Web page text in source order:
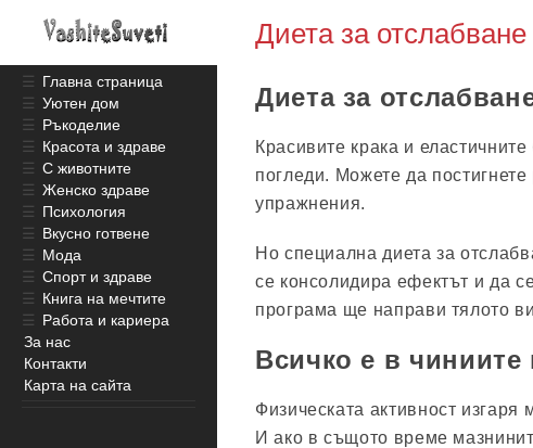
Диета за
Диета за
Красивите крака и
погледи. Можете да
упражнения.
Но специална диета за
се консолидира ефектът и да
програма ще направи тялото
Всичко е в чиниите
Физическата активност
И ако в същото време
☰ Главна страница
☰ Уютен дом
☰ Ръкоделие
☰ Красота и здраве
☰ С животните
☰ Женско здраве
☰ Психология
☰ Вкусно готвене
☰ Мода
☰ Спорт и здраве
☰ Книга на мечтите
☰ Работа и кариера
За нас
Контакти
Карта на сайта